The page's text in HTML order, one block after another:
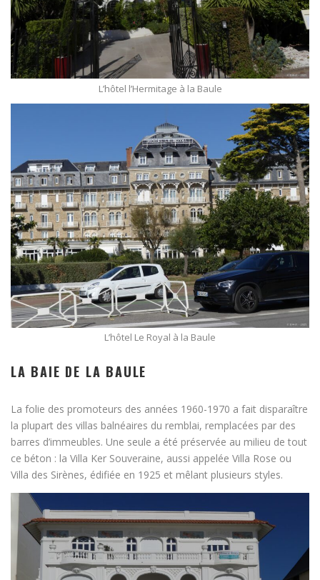
L’hôtel l’Hermitage à la Baule
L’hôtel Le Royal à la Baule
LA BAIE DE LA BAULE
La folie des promoteurs des années 1960-1970 a fait disparaître
la plupart des villas balnéaires du remblai, remplacées par des
barres d’immeubles. Une seule a été préservée au milieu de tout
ce béton : la Villa Ker Souveraine, aussi appelée Villa Rose ou
Villa des Sirènes, édifiée en 1925 et mêlant plusieurs styles.